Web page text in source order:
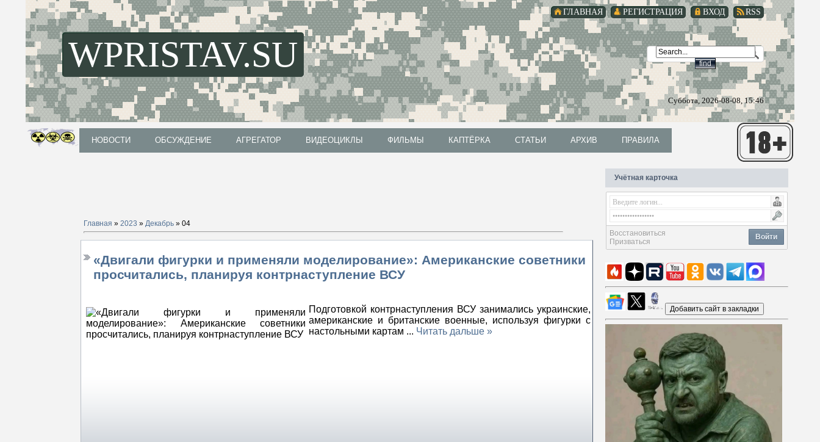
RSS
ВХОД
РЕГИСТРАЦИЯ
ГЛАВНАЯ
WPRISTAV.SU
Суббота, 2026-08-08, 15:46
НОВОСТИ ОБСУЖДЕНИЕ АГРЕГАТОР ВИДЕОЦИКЛЫ ФИЛЬМЫ КАПТЁРКА СТАТЬИ АРХИВ ПРАВИЛА
Главная » 2023 » Декабрь » 04
«Двигали фигурки и применяли моделирование»: Американские советники
просчитались, планируя контрнаступление ВСУ
Подготовкой контрнаступления ВСУ занимались украинские,
американские и британские военные, используя фигурки с
настольными картам ... Читать дальше »
Учётная карточка
Войти
Восстановиться
Призваться